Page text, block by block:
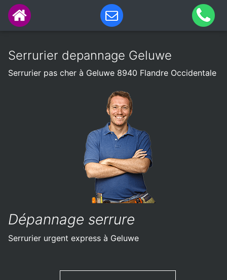
Serrurier depannage Geluwe
Serrurier pas cher à Geluwe 8940 Flandre Occidentale
Dépannage serrure
Serrurier urgent express à Geluwe